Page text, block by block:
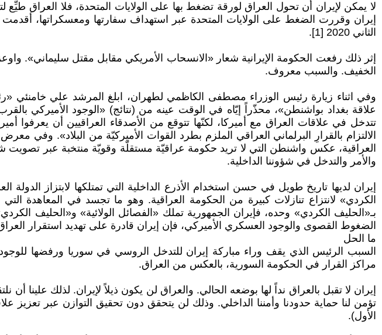
لا يمكن لإيران أن تحول العراق لورقة تضغط بها على الولايات المتحدة، فلا العراق
إيران وقررت الضغط على الولايات المتحدة عبر استهداف سفارتها ومعسكراتها،
الثاني 2020 [1].
إثر ذلك رفعت الحكومة الإيرانية شعار «الانسحاب الأمريكي مقابل مقتل سليماني».
الخفيف. والسبب معروف.
وفي اثناء زيارة رئيس الوزراء مصطفى الكاظمي لطهران، ابلغ المرشد علي خامنئي
علاقة بغداد بواشنطن»، محذّراً إيّاه في الوقت عينه من (نتائج) «الوجود الأميركي
تتدخل في علاقات العراق مع أميركا، لكنّها تتوقع من الأصدقاء العراقيين أن يعرفوا
الالتزام بالقرارِ البرلماني العراقي الملزم بطرد القوات الأميركيّة من البلاد».
والأمر والتدخل في شؤوننا الداخلية.
إيران لديها تاريخ طويل في حسن استخدام الأذرع الداخلية التي تمتلكها لابتزاز
بـ«الحليف الكردي» وحده، فإيران الجمهورية تملك «الفصائل الولائية» و«الحليف
الضغوط القصوى والوجود العسكري الأميركي، فإن إيران قادرة على تهديد استقرار
ما الحل
السبب الرئيس الذي يقف وراء مباركة إيران للتدخل الروسي في سوريا ورفضها للوجود
مراكز القرار في الحكومة السورية، بالعكس من العراق.
إيران لا تقبل بالعراق نداً لها بوضعه الحالي. والعراق لن يكون ذيلاً لإيران. لذلك
تؤمن لنا حماية حدودنا وأمننا الداخلي. وذلك لن يتحقق دون تحقيق التوازن عبر تعزيز
الأول).